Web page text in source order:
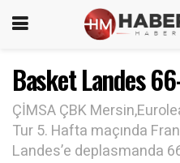
Basket Landes
ÇİMSA ÇBK
Tur 5. Hafta maçında
Landes’e deplasmanda